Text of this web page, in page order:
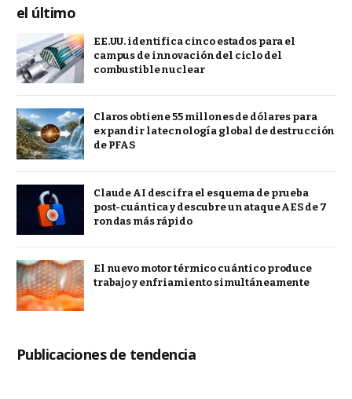
el último
EE.UU. identifica cinco estados para el
campus de innovación del ciclo del
combustible nuclear
Claros obtiene 55 millones de dólares para
expandir la tecnología global de destrucción
de PFAS
Claude AI descifra el esquema de prueba
post-cuántica y descubre un ataque AES de 7
rondas más rápido
El nuevo motor térmico cuántico produce
trabajo y enfriamiento simultáneamente
Publicaciones de tendencia